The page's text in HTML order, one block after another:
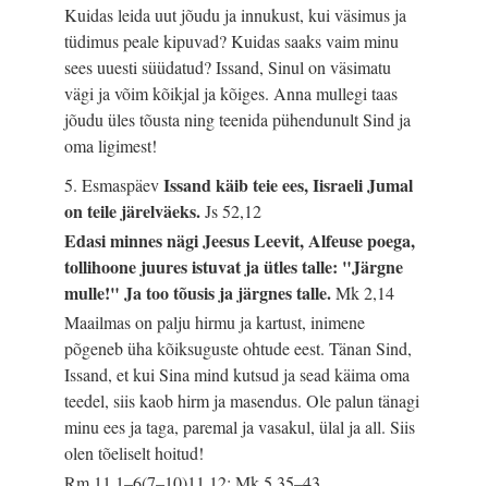
Kuidas leida uut jõudu ja innukust, kui väsimus ja
tüdimus peale kipuvad? Kuidas saaks vaim minu
sees uuesti süüdatud? Issand, Sinul on väsimatu
vägi ja võim kõikjal ja kõiges. Anna mullegi taas
jõudu üles tõusta ning teenida pühendunult Sind ja
oma ligimest!
5. EsmaspäevIssand käib teie ees, Iisraeli Jumal
on teile järelväeks.Js 52,12
Edasi minnes nägi Jeesus Leevit, Alfeuse poega,
tollihoone juures istuvat ja ütles talle: "Järgne
mulle!" Ja too tõusis ja järgnes talle.Mk 2,14
Maailmas on palju hirmu ja kartust, inimene
põgeneb üha kõiksuguste ohtude eest. Tänan Sind,
Issand, et kui Sina mind kutsud ja sead käima oma
teedel, siis kaob hirm ja masendus. Ole palun tänagi
minu ees ja taga, paremal ja vasakul, ülal ja all. Siis
olen tõeliselt hoitud!